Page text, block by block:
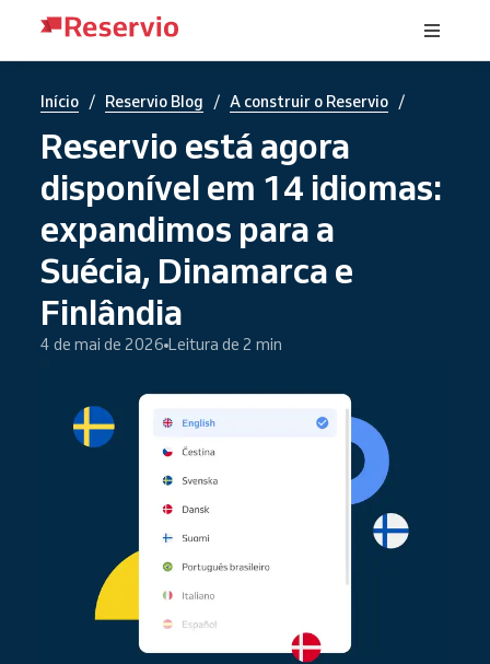
Início / Reservio Blog / A construir o Reservio /
Reservio está agora
disponível em 14 idiomas:
expandimos para a
Suécia, Dinamarca e
Finlândia
4 de mai de 2026 Leitura de 2 min